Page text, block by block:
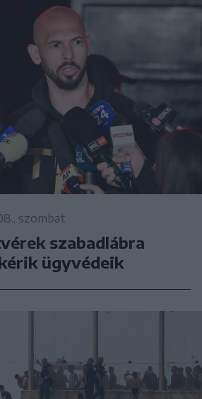
szombat
szabadlábra
ügyvédeik